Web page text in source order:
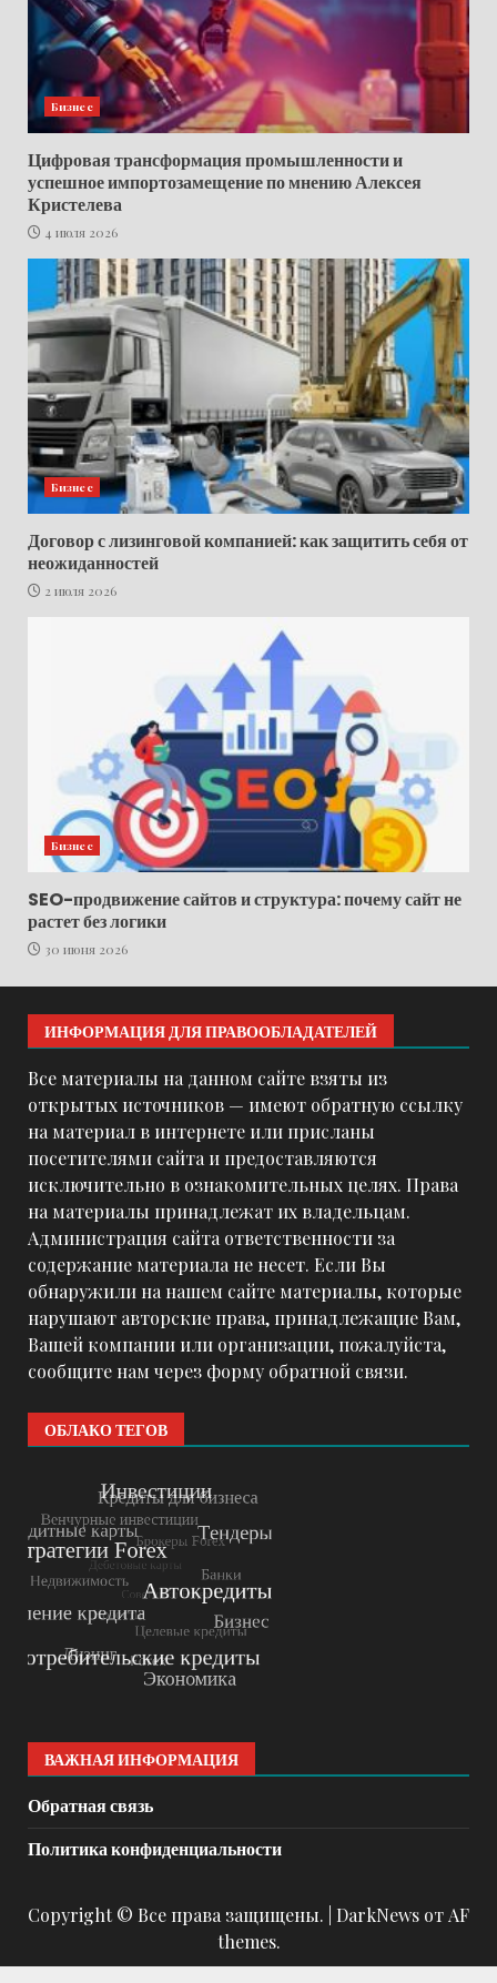
Бизнес
Цифровая трансформация промышленности и
успешное импортозамещение по мнению Алексея
Кристелева
4 июля 2026
Бизнес
Договор с лизинговой компанией: как защитить себя от
неожиданностей
2 июля 2026
Бизнес
SEO-продвижение сайтов и структура: почему сайт не
растет без логики
30 июня 2026
ИНФОРМАЦИЯ ДЛЯ ПРАВООБЛАДАТЕЛЕЙ
Все материалы на данном сайте взяты из
открытых источников — имеют обратную ссылку
на материал в интернете или присланы
посетителями сайта и предоставляются
исключительно в ознакомительных целях. Права
на материалы принадлежат их владельцам.
Администрация сайта ответственности за
содержание материала не несет. Если Вы
обнаружили на нашем сайте материалы, которые
нарушают авторские права, принадлежащие Вам,
Вашей компании или организации, пожалуйста,
сообщите нам через форму обратной связи.
ОБЛАКО ТЕГОВ
ВАЖНАЯ ИНФОРМАЦИЯ
Обратная связь
Политика конфиденциальности
Copyright © Все права защищены. DarkNews от AF
themes.